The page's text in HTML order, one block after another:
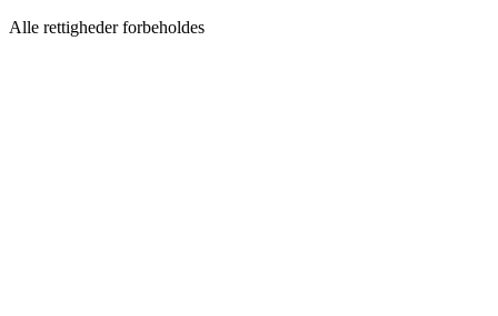
Alle rettigheder forbeholdes